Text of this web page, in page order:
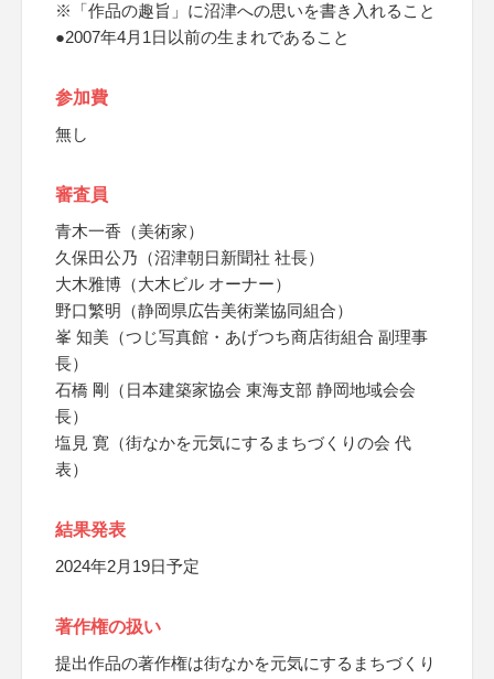
※「作品の趣旨」に沼津への思いを書き入れること
●2007年4月1日以前の生まれであること
参加費
無し
審査員
青木一香（美術家）
久保田公乃（沼津朝日新聞社 社長）
大木雅博（大木ビル オーナー）
野口繁明（静岡県広告美術業協同組合）
峯 知美（つじ写真館・あげつち商店街組合 副理事
長）
石橋 剛（日本建築家協会 東海支部 静岡地域会会
長）
塩見 寛（街なかを元気にするまちづくりの会 代
表）
結果発表
2024年2月19日予定
著作権の扱い
提出作品の著作権は街なかを元気にするまちづくり